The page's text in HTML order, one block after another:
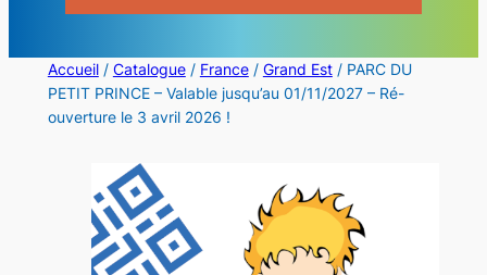
Accueil/ Catalogue/ France/ Grand Est/ PARC DU
PETIT PRINCE – Valable jusqu’au 01/11/2027 – Ré-
ouverture le 3 avril 2026 !